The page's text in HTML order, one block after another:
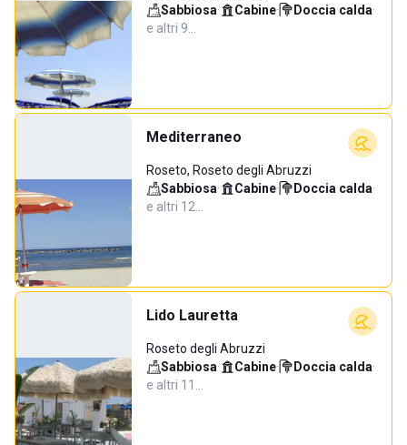
Sabbiosa· Cabine· Doccia calda·
e altri 9…
Mediterraneo
Roseto, Roseto degli Abruzzi
Sabbiosa· Cabine· Doccia calda·
e altri 12…
Lido Lauretta
Roseto degli Abruzzi
Sabbiosa· Cabine· Doccia calda·
e altri 11…